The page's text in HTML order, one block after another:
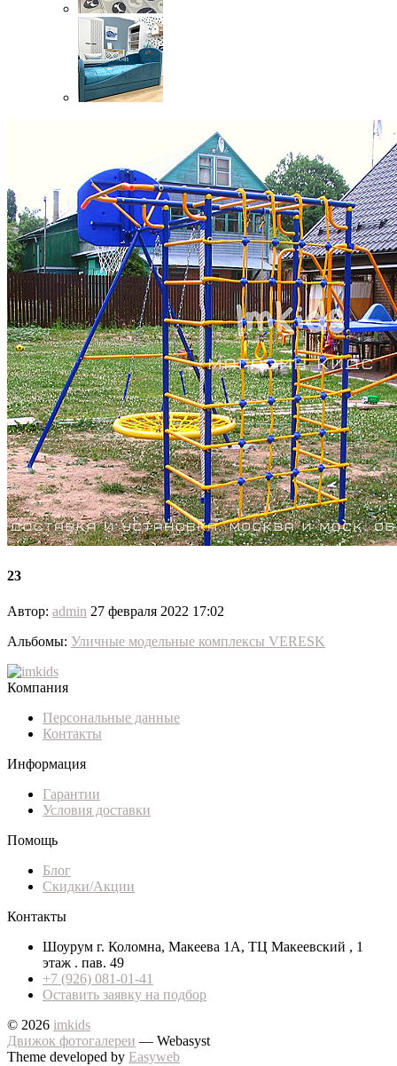
23
Автор: admin 27 февраля 2022 17:02
Альбомы: Уличные модельные комплексы VERESK
Компания
Персональные данные
Контакты
Информация
Гарантии
Условия доставки
Помощь
Блог
Скидки/Акции
Контакты
Шоурум г. Коломна, Макеева 1А, ТЦ Макеевский , 1
этаж . пав. 49
+7 (926) 081-01-41
Оставить заявку на подбор
© 2026 imkids
Движок фотогалереи — Webasyst
Theme developed by Easyweb